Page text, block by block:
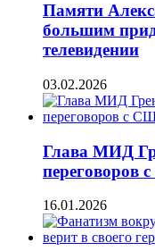
Памяти
большим
телевидении
03.02.2026
Глава МИД
переговоров
16.01.2026